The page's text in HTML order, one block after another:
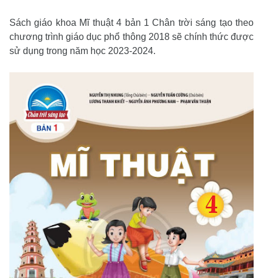
Sách giáo khoa Mĩ thuật 4 bản 1 Chân trời sáng tạo theo
chương trình giáo dục phổ thông 2018 sẽ chính thức được
sử dụng trong năm học 2023-2024.